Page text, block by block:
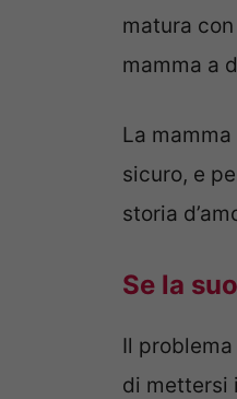
matura
mamma a
La
sicuro, e
storia
Se la
Il
di mettersi